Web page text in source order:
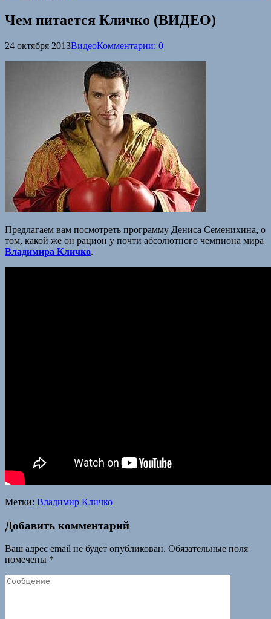
Чем питается Кличко (ВИДЕО)
24 октября 2013ВидеоКомментарии: 0
Предлагаем вам посмотреть программу Дениса Семенихина, о
том, какой же он рацион у почти абсолютного чемпиона мира
Владимира Кличко.
Метки: Владимир Кличко
Добавить комментарий
Ваш адрес email не будет опубликован. Обязательные поля
помечены *